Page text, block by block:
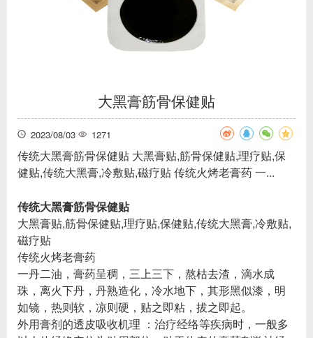
大黑膏筋骨保健贴
2023/08/03 1271
传统大黑膏筋骨保健贴 大黑膏贴,筋骨保健贴,理疗贴,保
健贴,传统大黑膏,冷敷贴,磁疗贴 传统火烤老膏药 一...
传统大黑膏筋骨保健贴
大黑膏贴,筋骨保健贴,理疗贴,保健贴,传统大黑膏,冷敷贴,
磁疗贴
传统火烤老膏药
一丹二油，膏药呈稠，三上三下，熬枯去渣，滴水成
珠，离火下丹，丹熟造化，冷水地下，其形黑似漆，明
如镜，热则软，凉则硬，贴之即粘，拔之即起。
外用膏剂的透皮吸收机理 ：治疗经络等疾病时，一般多